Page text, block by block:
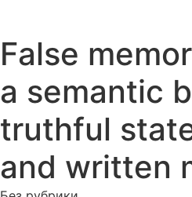
False
a semantic
truthful
and written